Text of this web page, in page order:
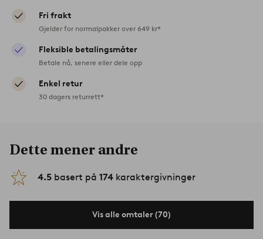
Fri frakt
Gjelder for normalpakker over 649 kr*
Fleksible betalingsmåter
Betale nå, senere eller dele opp
Enkel retur
30 dagers returrett*
Dette mener andre
4.5 basert på 174 karaktergivninger
Vis alle omtaler (70)